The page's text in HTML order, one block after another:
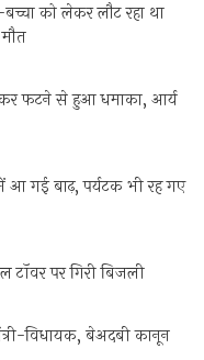
को लेकर लौट रहा था
कुकर फटने से हुआ धमाका, आर्य
आ गई बाढ़, पर्यटक भी रह गए
पर गिरी बिजली
विधायक, बेअदबी कानून